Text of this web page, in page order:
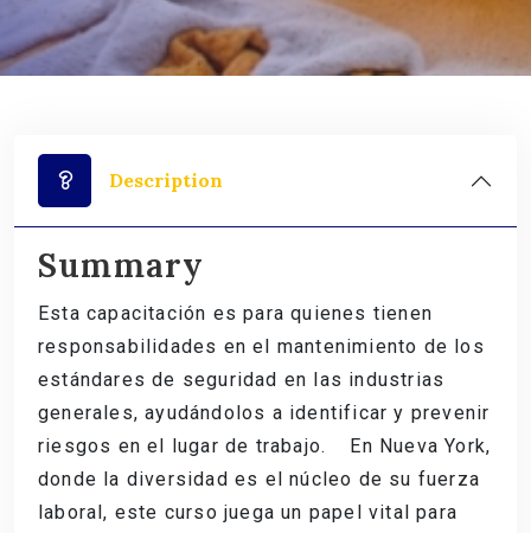
Description
Summary
Esta capacitación es para quienes tienen
responsabilidades en el mantenimiento de los
estándares de seguridad en las industrias
generales, ayudándolos a identificar y prevenir
riesgos en el lugar de trabajo.
En Nueva York,
donde la diversidad es el núcleo de su fuerza
laboral, este curso juega un papel vital para